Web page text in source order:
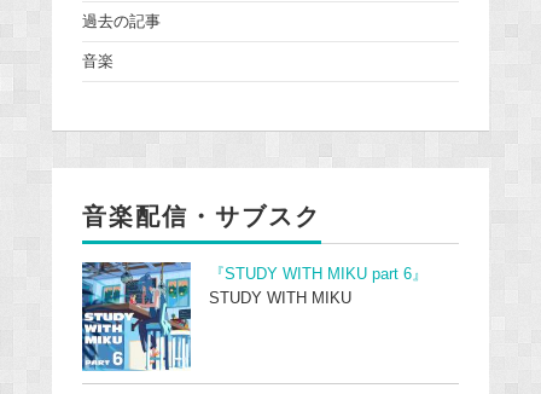
過去の記事
音楽
音楽配信・サブスク
『STUDY WITH MIKU part 6』
STUDY WITH MIKU